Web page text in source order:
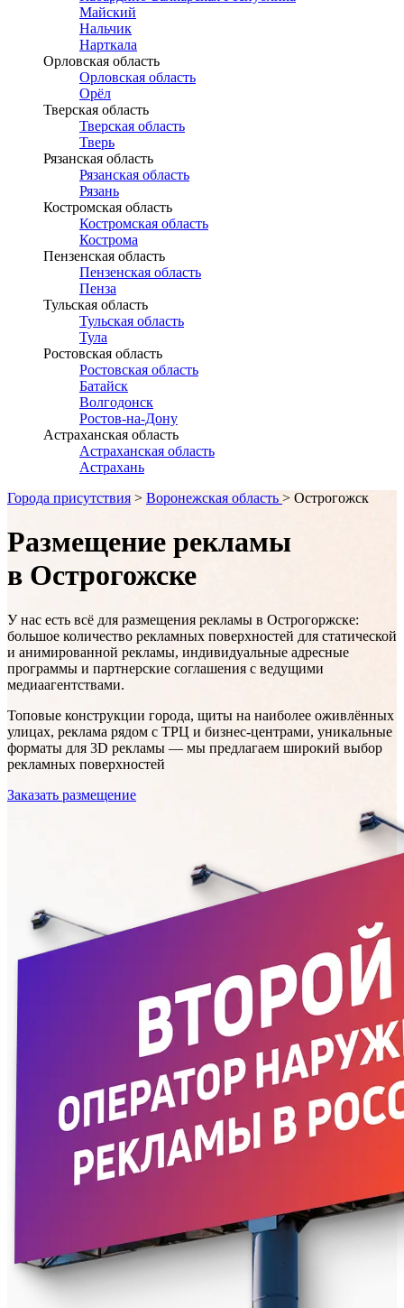
Майский
Нальчик
Нарткала
Орловская область
Орловская область
Орёл
Тверская область
Тверская область
Тверь
Рязанская область
Рязанская область
Рязань
Костромская область
Костромская область
Кострома
Пензенская область
Пензенская область
Пенза
Тульская область
Тульская область
Тула
Ростовская область
Ростовская область
Батайск
Волгодонск
Ростов-на-Дону
Астраханская область
Астраханская область
Астрахань
Города присутствия > Воронежская область > Острогожск
Размещение рекламы
в Острогожске
У нас есть всё для размещения рекламы в Острогоржске:
большое количество рекламных поверхностей для статической
и анимированной рекламы, индивидуальные адресные
программы и партнерские соглашения с ведущими
медиаагентствами.
Топовые конструкции города, щиты на наиболее оживлённых
улицах, реклама рядом с ТРЦ и бизнес-центрами, уникальные
форматы для 3D рекламы — мы предлагаем широкий выбор
рекламных поверхностей
Заказать размещение